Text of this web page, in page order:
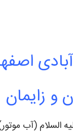
زایمان
(آب موتور)